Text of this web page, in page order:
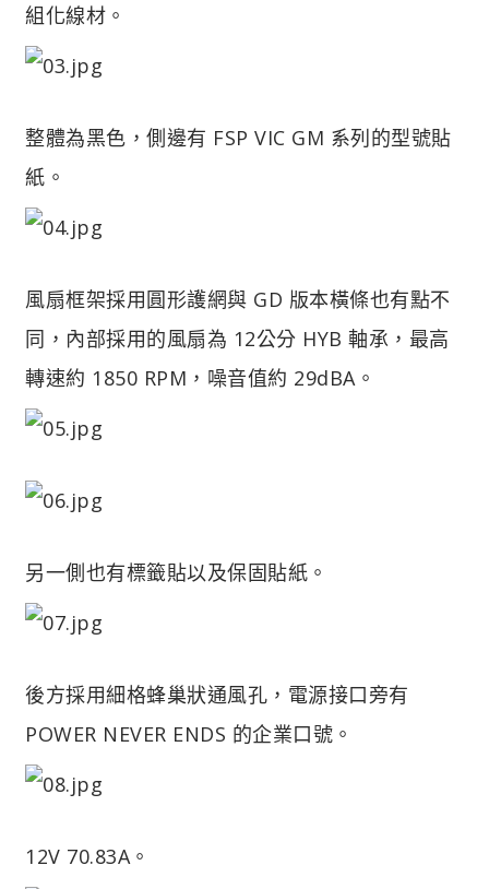
組化線材。
整體為黑色，側邊有 FSP VIC GM 系列的型號貼
紙。
風扇框架採用圓形護網與 GD 版本橫條也有點不
同，內部採用的風扇為 12公分 HYB 軸承，最高
轉速約 1850 RPM，噪音值約 29dBA。
另一側也有標籤貼以及保固貼紙。
後方採用細格蜂巢狀通風孔，電源接口旁有
POWER NEVER ENDS 的企業口號。
12V 70.83A。